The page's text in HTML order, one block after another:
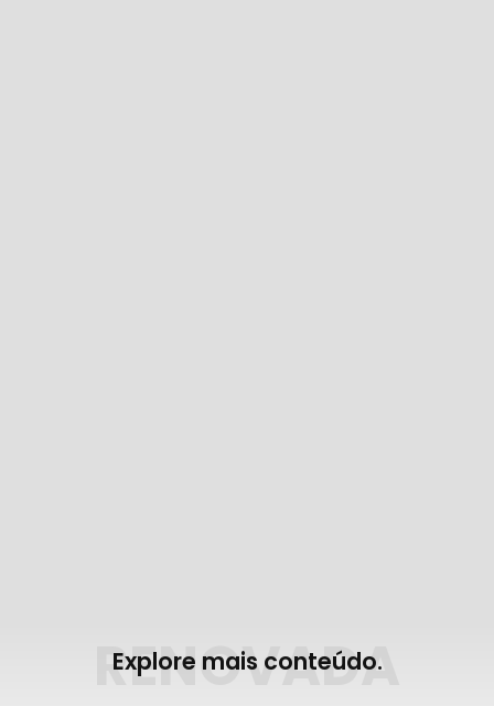
RENOVADA
Explore mais conteúdo.